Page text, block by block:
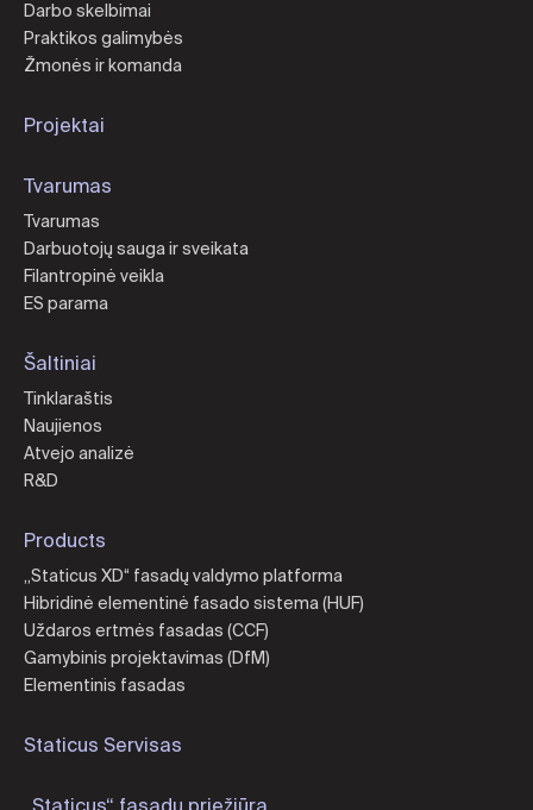
Darbo skelbimai
Praktikos galimybės
Žmonės ir komanda
Projektai
Tvarumas
Tvarumas
Darbuotojų sauga ir sveikata
Filantropinė veikla
ES parama
Šaltiniai
Tinklaraštis
Naujienos
Atvejo analizė
R&D
Products
„Staticus XD“ fasadų valdymo platforma
Hibridinė elementinė fasado sistema (HUF)
Uždaros ertmės fasadas (CCF)
Gamybinis projektavimas (DfM)
Elementinis fasadas
Staticus Servisas
„Staticus“ fasadų priežiūra